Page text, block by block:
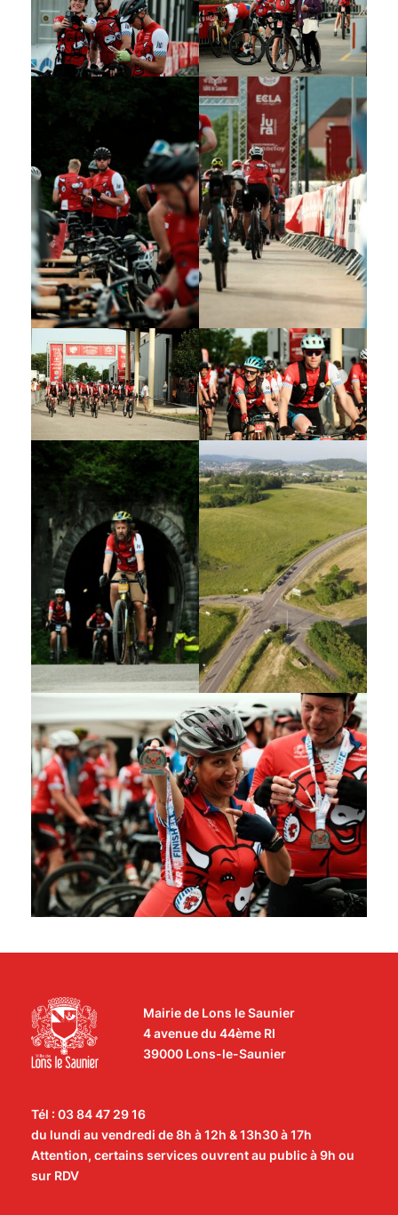
Mairie de Lons le Saunier
4 avenue du 44ème RI
39000 Lons-le-Saunier
Tél : 03 84 47 29 16
du lundi au vendredi de 8h à 12h & 13h30 à 17h
Attention, certains services ouvrent au public à 9h ou
sur RDV